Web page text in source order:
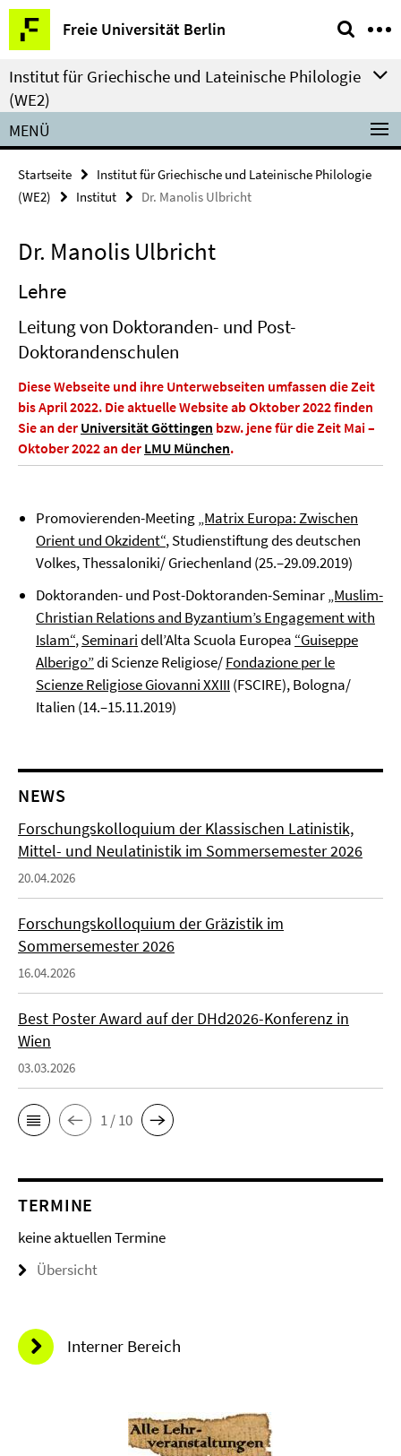
Springe
direkt
zu
Inhalt
Freie Universität Berlin
Service-
Navigation
Institut für Griechische und Lateinische Philologie
(WE2)
MENÜ
Startseite
Institut für Griechische und Lateinische Philologie
(WE2)
Institut Dr. Manolis Ulbricht
Dr. Manolis Ulbricht
Lehre
Leitung von Doktoranden- und Post-
Doktorandenschulen
Diese Webseite und ihre Unterwebseiten umfassen die Zeit
bis April 2022. Die aktuelle Website ab Oktober 2022 finden
Sie an der Universität Göttingen bzw. jene für die Zeit Mai –
Oktober 2022 an der LMU München.
Promovierenden-Meeting„Matrix Europa: Zwischen
Orient und Okzident“, Studienstiftung des deutschen
Volkes, Thessaloniki/ Griechenland (25.–29.09.2019)
Doktoranden- und Post-Doktoranden-Seminar„Muslim-
Christian Relations and Byzantium’s Engagement with
Islam“,Seminaridell’Alta Scuola Europea “Guiseppe
Alberigo”di Scienze Religiose/Fondazione per le
Scienze Religiose Giovanni XXIII (FSCIRE), Bologna/
Italien (14.–15.11.2019)
NEWS
Forschungskolloquium der Klassischen Latinistik,
Mittel- und Neulatinistik im Sommersemester 2026
20.04.2026
Forschungskolloquium der Gräzistik im
Sommersemester 2026
16.04.2026
Best Poster Award auf der DHd2026-Konferenz in
Wien
03.03.2026
1 / 10
TERMINE
keine aktuellen Termine
Übersicht
Interner Bereich